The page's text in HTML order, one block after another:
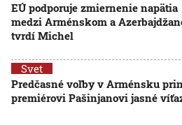
EÚ podporuje zmiernenie napätia
medzi Arménskom a
tvrdí Michel
Svet
Predčasné voľby v Arménsku
premiérovi Pašinjanovi jasné